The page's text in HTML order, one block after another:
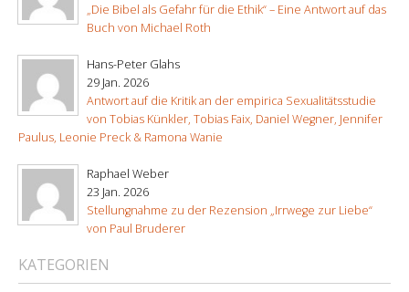
„Die Bibel als Gefahr für die Ethik“ – Eine Antwort auf das
Buch von Michael Roth
Hans-Peter Glahs
29 Jan. 2026
Antwort auf die Kritik an der empirica Sexualitätsstudie
von Tobias Künkler, Tobias Faix, Daniel Wegner, Jennifer
Paulus, Leonie Preck & Ramona Wanie
Raphael Weber
23 Jan. 2026
Stellungnahme zu der Rezension „Irrwege zur Liebe“
von Paul Bruderer
KATEGORIEN